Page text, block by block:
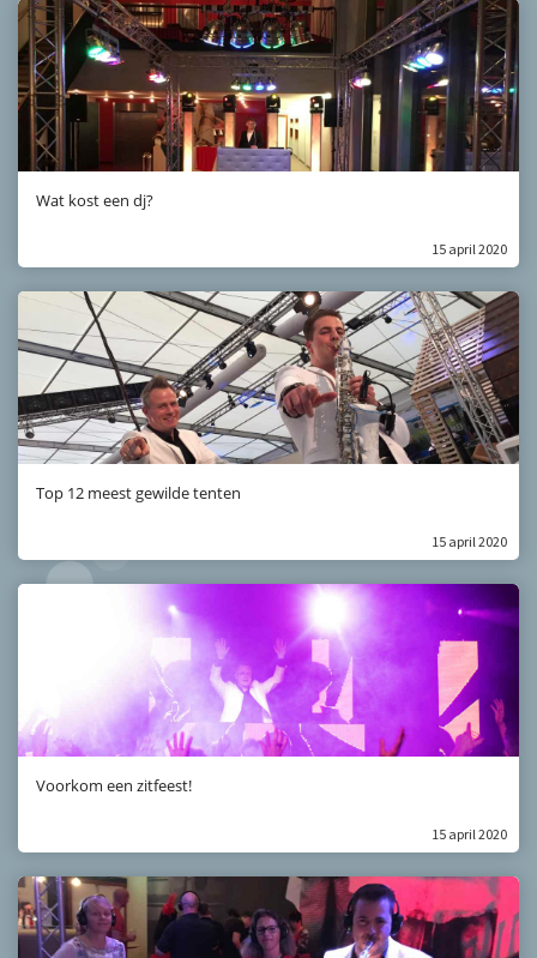
Wat kost een dj?
15 april 2020
Top 12 meest gewilde tenten
15 april 2020
Voorkom een zitfeest!
15 april 2020